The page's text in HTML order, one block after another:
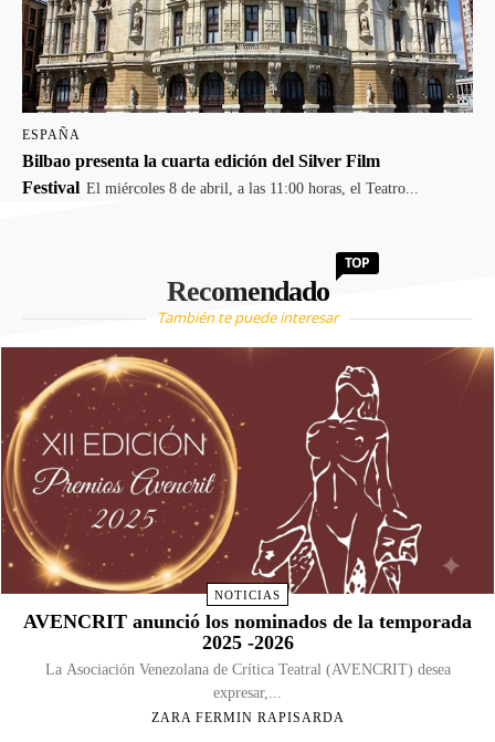
ESPAÑA
Bilbao presenta la cuarta edición del Silver Film
Festival El miércoles 8 de abril, a las 11:00 horas, el Teatro...
Recomendado
TOP
También te puede interesar
NOTICIAS
AVENCRIT anunció los nominados de la temporada
2025 -2026
La Asociación Venezolana de Crítica Teatral (AVENCRIT) desea
expresar,...
ZARA FERMIN RAPISARDA